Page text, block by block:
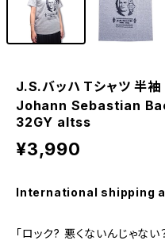
J.S.バッハ Tシャツ 半袖
Johann Sebastian
32GY altss
¥3,990
International shipping
「ロック? 悪くないんじゃな